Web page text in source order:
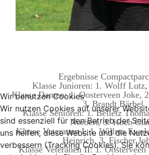
Ergebnisse
Klasse Junioren: 1. Wolff
Klasse Damen: 1. Oosterveen Joke,
3. Brandt Bärbel
Klasse Senioren: 1. Belletz
Norbert, 3. Koch
Klasse Veteranen I: 1. Willms
Heinrich, 3. Fischer
Klasse Veteranen II: 1.
Wir benutzen Cookies
Wir nutzen Cookies auf unserer
sind essenziell für den Betrieb der
uns helfen, diese Website und die
verbessern (Tracking Cookies). Sie